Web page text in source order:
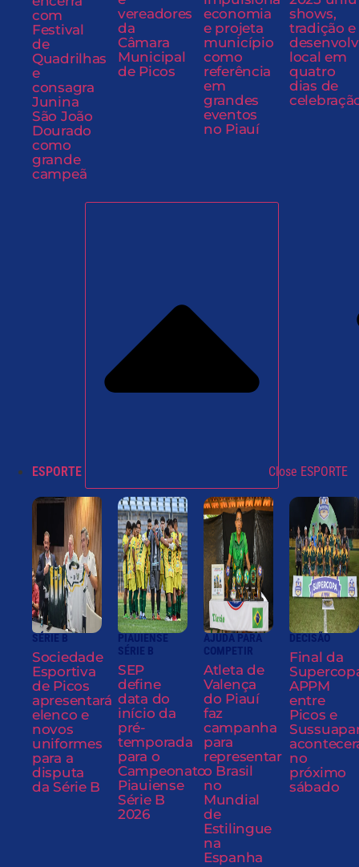
com
Festival
de
Quadrilhas
e
consagra
Junina
São João
Dourado
como
grande
campeã
vereadores
da
Câmara
Municipal
de Picos
economia
e projeta
município
como
referência
em
grandes
eventos
no Piauí
shows,
tradição e
local em
quatro
dias de
ESPORTE Close ESPORTE
SÉRIE B
Sociedade
Esportiva
de Picos
apresentará
elenco e
novos
uniformes
para a
disputa
da Série B
PIAUIENSE
SÉRIE B
SEP
define
data do
início da
pré-
temporada
para o
Campeonato
Piauiense
Série B
2026
AJUDA PARA
COMPETIR
Atleta de
Valença
do Piauí
faz
campanha
para
representar
o Brasil
no
Mundial
de
Estilingue
na
Espanha
DECISÃO
Final da
APPM
entre
Picos e
no
próximo
sábado